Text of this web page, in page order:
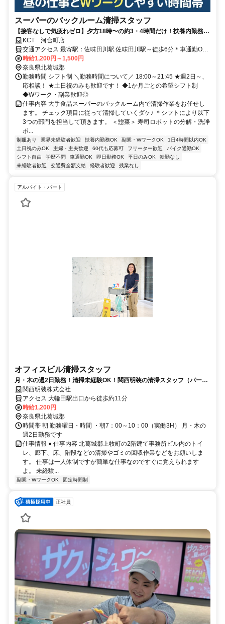
スーパーのバックルーム清掃スタッフ
【接客なしで気疲れゼロ】夕方18時〜の約3・4時間だけ！扶養内勤務
OK/副業・WワークOK！ 週2～の短時間勤務！シフト融通抜群！
KCT 河合町店
交通アクセス 最寄駅：佐味田川駅 佐味田川駅～徒歩6分＊車通勤OK
＊バイク通勤OK
時給1,200円～1,500円
奈良県北葛城郡
勤務時間 シフト制 ＼勤務時間について／ 18:00～21:45 ★週2日～、
応相談！ ★土日祝のみも歓迎です！ ◆1か月ごとの希望シフト制
◆Wワーク・副業歓迎◎
仕事内容 大手食品スーパーのバックルーム内で清掃作業をお任せし
ます。 チェック項目に従って清掃していくダケ♪ ＊シフトにより以下
3つの部門を担当して頂きます。 ＜惣菜＞ 寿司ロボットの分解・洗浄
ボ...
制服あり 業界未経験者歓迎 扶養内勤務OK 副業・WワークOK
1日4時間以内OK
土日祝のみOK
主婦・主夫歓迎 60代も応募可 フリーター歓迎
バイク通勤OK
シフト自由
学歴不問 車通勤OK 即日勤務OK 平日のみOK
転勤なし
未経験者歓迎
交通費全額支給 経験者歓迎 残業なし
アルバイト・パート
オフィスビル清掃スタッフ
月・木の週2日勤務！清掃未経験OK！関西明装の清掃スタッフ（パー
ト）求人
関西明装株式会社
アクセス 大輪田駅出口から徒歩約11分
時給1,200円
奈良県北葛城郡
時間帯 朝 勤務曜日・時間 ・朝7：00～10：00（実働3H） 月・木の
週2日勤務です
仕事情報 ● 仕事内容 北葛城郡上牧町の2階建て事務所ビル内のトイ
レ、廊下、床、階段などの清掃やゴミの回収作業などをお願いしま
す。 仕事は一人体制ですが簡単な仕事なのですぐに覚えられます
よ。 未経験...
副業・WワークOK 固定時間制
正社員